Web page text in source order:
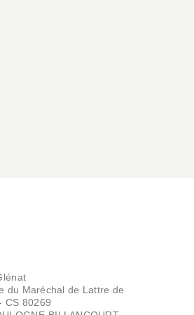
du Maréchal de Lattre de
CS 80269